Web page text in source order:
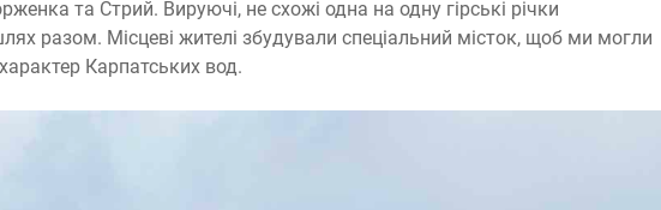
та Стрий. Вируючі, не схожі одна на одну гірські річки
разом. Місцеві жителі збудували спеціальний місток, щоб ми могли
Карпатських вод.